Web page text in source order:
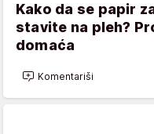
Kako da se papir
stavite na pleh?
domaća
Komentariši